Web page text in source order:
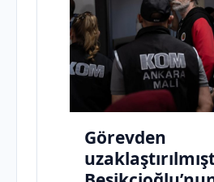
Görevden